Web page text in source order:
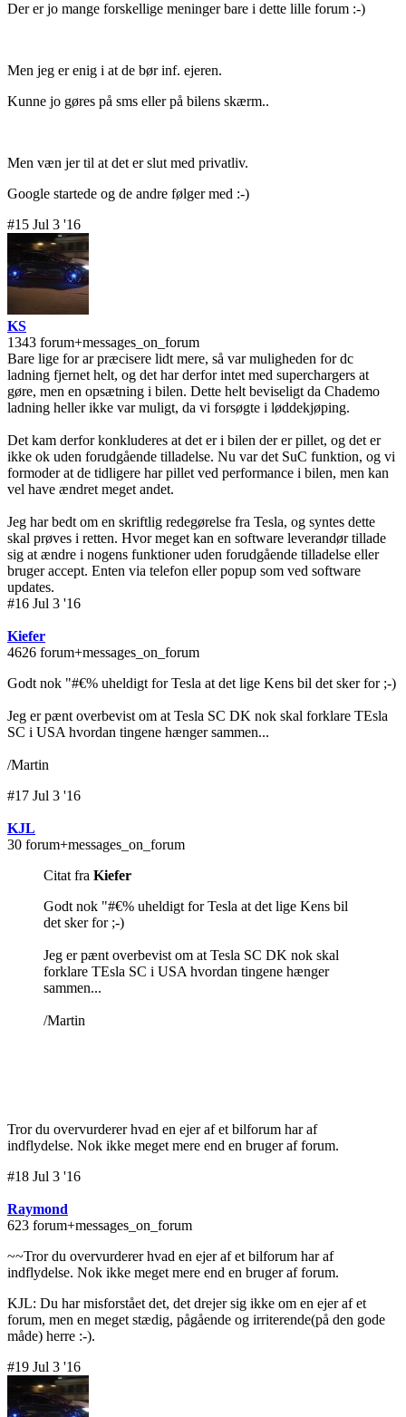
Der er jo mange forskellige meninger bare i dette lille forum :-)
Men jeg er enig i at de bør inf. ejeren.
Kunne jo gøres på sms eller på bilens skærm..
Men væn jer til at det er slut med privatliv.
Google startede og de andre følger med :-)
#15 Jul 3 '16
KS
1343 forum+messages_on_forum
Bare lige for ar præcisere lidt mere, så var muligheden for dc
ladning fjernet helt, og det har derfor intet med superchargers at
gøre, men en opsætning i bilen. Dette helt beviseligt da Chademo
ladning heller ikke var muligt, da vi forsøgte i løddekjøping.
Det kam derfor konkluderes at det er i bilen der er pillet, og det er
ikke ok uden forudgående tilladelse. Nu var det SuC funktion, og vi
formoder at de tidligere har pillet ved performance i bilen, men kan
vel have ændret meget andet.
Jeg har bedt om en skriftlig redegørelse fra Tesla, og syntes dette
skal prøves i retten. Hvor meget kan en software leverandør tillade
sig at ændre i nogens funktioner uden forudgående tilladelse eller
bruger accept. Enten via telefon eller popup som ved software
updates.
#16 Jul 3 '16
Kiefer
4626 forum+messages_on_forum
Godt nok "#€% uheldigt for Tesla at det lige Kens bil det sker for ;-)
Jeg er pænt overbevist om at Tesla SC DK nok skal forklare TEsla
SC i USA hvordan tingene hænger sammen...
/Martin
#17 Jul 3 '16
KJL
30 forum+messages_on_forum
Citat fra Kiefer
Godt nok "#€% uheldigt for Tesla at det lige Kens bil
det sker for ;-)
Jeg er pænt overbevist om at Tesla SC DK nok skal
forklare TEsla SC i USA hvordan tingene hænger
sammen...
/Martin
Tror du overvurderer hvad en ejer af et bilforum har af
indflydelse. Nok ikke meget mere end en bruger af forum.
#18 Jul 3 '16
Raymond
623 forum+messages_on_forum
~~Tror du overvurderer hvad en ejer af et bilforum har af
indflydelse. Nok ikke meget mere end en bruger af forum.
KJL: Du har misforstået det, det drejer sig ikke om en ejer af et
forum, men en meget stædig, pågående og irriterende(på den gode
måde) herre :-).
#19 Jul 3 '16